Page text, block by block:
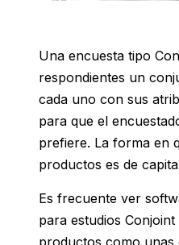
Una encuesta tipo
respondientes un
cada uno con sus
para que el
prefiere. La forma en
productos es de
Es frecuente ver
para estudios